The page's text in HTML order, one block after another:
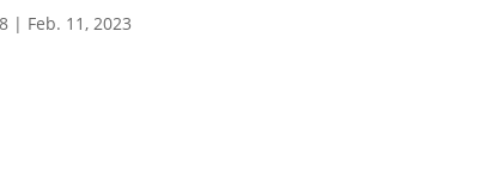
| Feb. 11, 2023